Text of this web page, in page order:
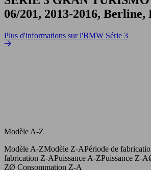
06/201, 2013-2016, Berline,
Plus d'informations sur l'BMW Série 3
Modèle A-Z
Modèle A-ZModèle Z-APériode de
fabrication Z-APuissance A-ZPuissance Z-A
ZØ Consommation Z-A